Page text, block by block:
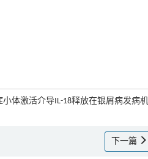
体激活介导IL-18释放在银屑病发病
下一篇